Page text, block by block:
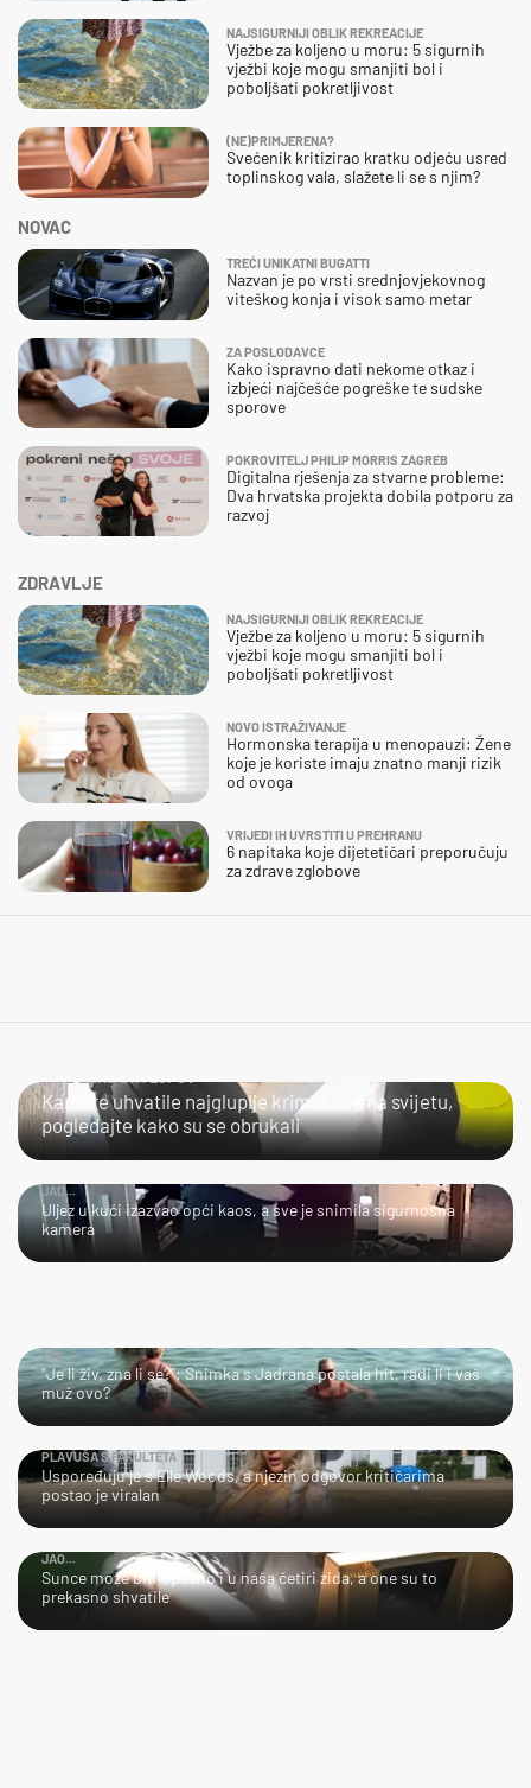
ZDRAVLJE
NAJSIGURNIJI OBLIK REKREACIJE
Vježbe za koljeno u moru: 5 sigurnih
vježbi koje mogu smanjiti bol i
poboljšati pokretljivost
NOVO ISTRAŽIVANJE
Hormonska terapija u menopauzi: Žene
koje je koriste imaju znatno manji rizik
od ovoga
VRIJEDI IH UVRSTITI U PREHRANU
6 napitaka koje dijetetičari preporučuju
za zdrave zglobove
NOVAC
TREĆI UNIKATNI BUGATTI
Nazvan je po vrsti srednjovjekovnog
viteškog konja i visok samo metar
ZA POSLODAVCE
Kako ispravno dati nekome otkaz i
izbjeći najčešće pogreške te sudske
sporove
POKROVITELJ PHILIP MORRIS ZAGREB
Digitalna rješenja za stvarne probleme:
Dva hrvatska projekta dobila potporu za
razvoj
NAJSIGURNIJI OBLIK REKREACIJE
Vježbe za koljeno u moru: 5 sigurnih
vježbi koje mogu smanjiti bol i
poboljšati pokretljivost
(NE)PRIMJERENA?
Svećenik kritizirao kratku odjeću usred
toplinskog vala, slažete li se s njim?
Kamere uhvatile najgluplje kriminalce na svijetu,
pogledajte kako su se obrukali
JAO...
Uljez u kući izazvao opći kaos, a sve je snimila sigurnosna
kamera
LOL
"Je li živ, zna li se?": Snimka s Jadrana postala hit, radi li i vaš
muž ovo?
PLAVUŠA S FAKULTETA
Uspoređuju je s Elle Woods, a njezin odgovor kritičarima
postao je viralan
JAO...
Sunce može biti opasno i u naša četiri zida, a one su to
prekasno shvatile